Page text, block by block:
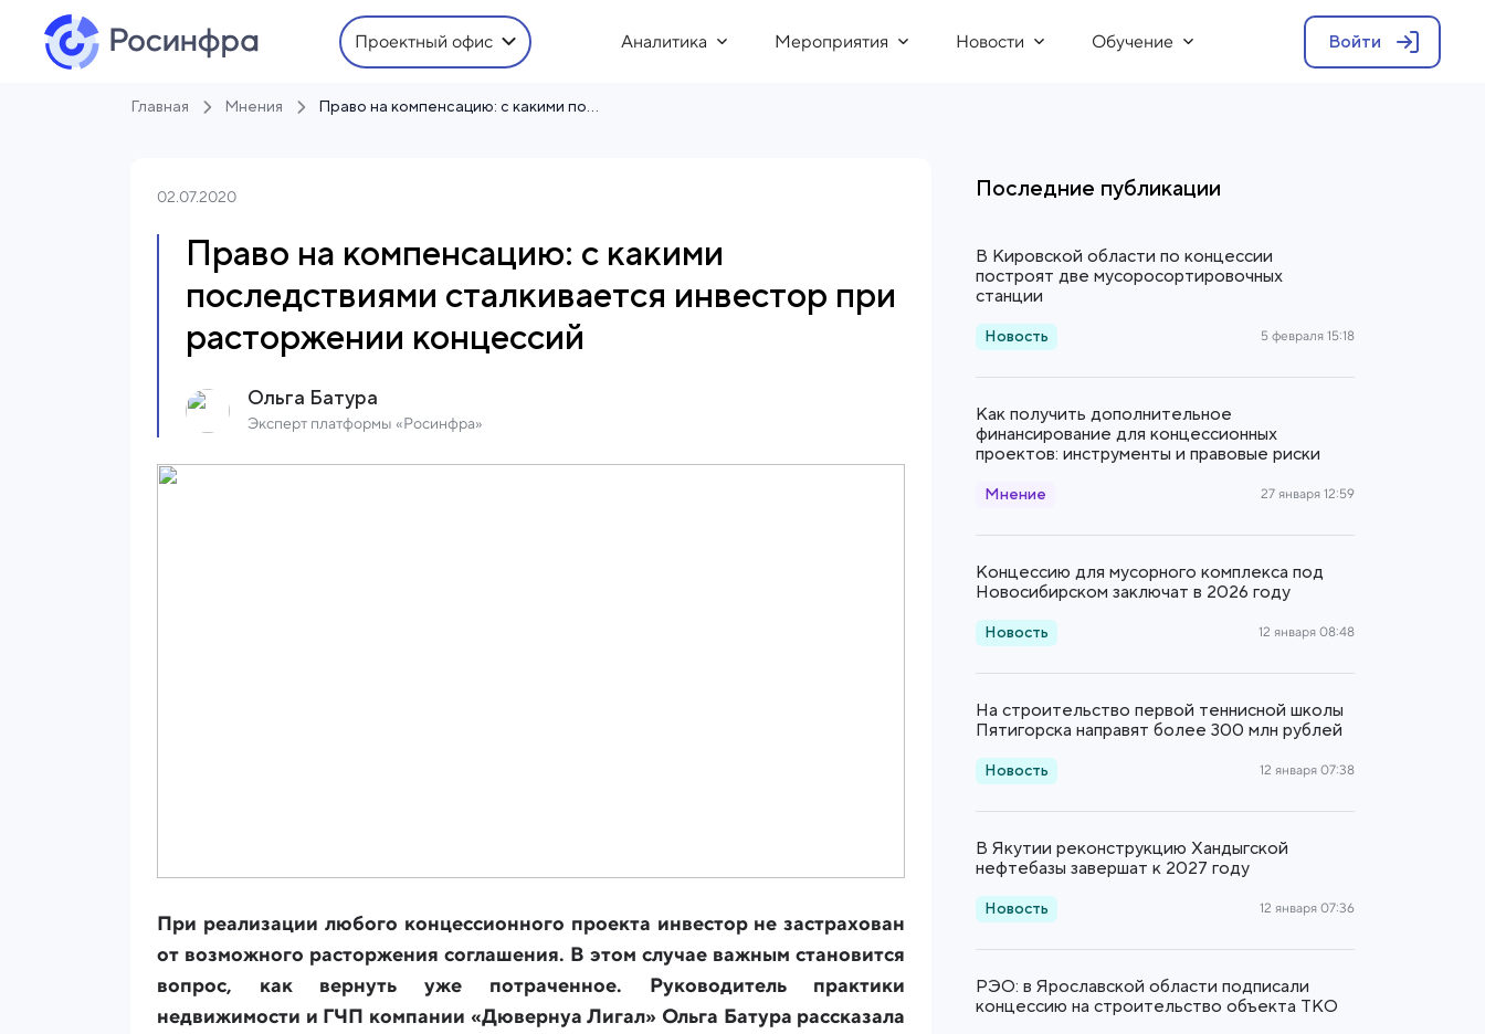
Проектный офис Аналитика Мероприятия Новости Обучение Войти
Главная Мнения Право на компенсацию: с какими последствиями сталкивается инвестор при расторжении концессий
02.07.2020
Право на компенсацию: с какими
последствиями сталкивается инвестор при
расторжении концессий
Ольга Батура
Эксперт платформы «Росинфра»
При реализации любого концессионного проекта инвестор не застрахован
от возможного расторжения соглашения. В этом случае важным становится
вопрос, как вернуть уже потраченное. Руководитель практики
недвижимости и ГЧП компании «Дювернуа Лигал» Ольга Батура рассказала
Последние публикации
В Кировской области по концессии
построят две мусоросортировочных
станции
Новость 5 февраля 15:18
Как получить дополнительное
финансирование для концессионных
проектов: инструменты и правовые риски
Мнение 27 января 12:59
Концессию для мусорного комплекса под
Новосибирском заключат в 2026 году
Новость 12 января 08:48
На строительство первой теннисной школы
Пятигорска направят более 300 млн рублей
Новость 12 января 07:38
В Якутии реконструкцию Хандыгской
нефтебазы завершат к 2027 году
Новость 12 января 07:36
РЭО: в Ярославской области подписали
концессию на строительство объекта ТКО